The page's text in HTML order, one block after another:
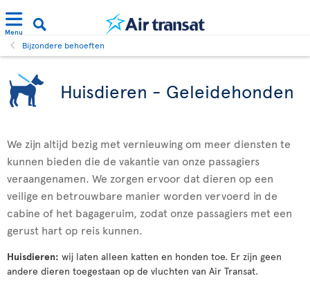
Menu
Bijzondere behoeften
Huisdieren - Geleidehonden
We zijn altijd bezig met vernieuwing om meer diensten te
kunnen bieden die de vakantie van onze passagiers
veraangenamen. We zorgen ervoor dat dieren op een
veilige en betrouwbare manier worden vervoerd in de
cabine of het bagageruim, zodat onze passagiers met een
gerust hart op reis kunnen.
Huisdieren: wij laten alleen katten en honden toe. Er zijn geen
andere dieren toegestaan op de vluchten van Air Transat.